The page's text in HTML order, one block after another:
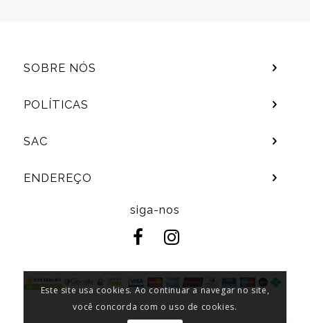
SOBRE NÓS
POLÍTICAS
SAC
ENDEREÇO
siga-nos
Este site usa cookies. Ao continuar a navegar no site,
você concorda com o uso de cookies.